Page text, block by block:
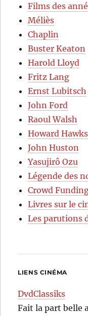
Films des
Méliès
Chaplin
Buster Keaton
Harold Lloyd
Fritz Lang
Ernst Lubitsch
John Ford
Raoul Walsh
Howard Hawks
John Huston
Yasujirô Ozu
Légende des
Crowd
Livres sur le
Les parutions
LIENS CINÉMA
DvdClassiks
Fait la part belle